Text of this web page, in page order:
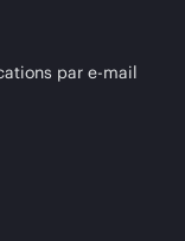
par e-mail